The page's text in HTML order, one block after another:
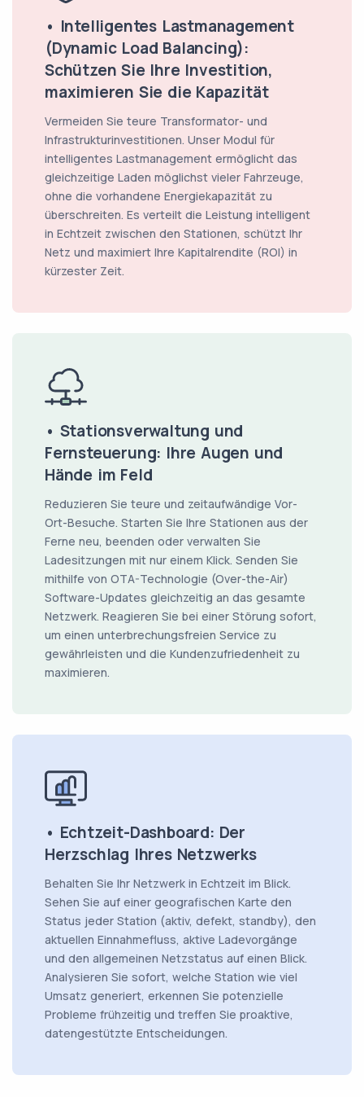
• Intelligentes Lastmanagement
(Dynamic Load Balancing):
Schützen Sie Ihre Investition,
maximieren Sie die Kapazität
Vermeiden Sie teure Transformator- und
Infrastrukturinvestitionen. Unser Modul für
intelligentes Lastmanagement ermöglicht das
gleichzeitige Laden möglichst vieler Fahrzeuge,
ohne die vorhandene Energiekapazität zu
überschreiten. Es verteilt die Leistung intelligent
in Echtzeit zwischen den Stationen, schützt Ihr
Netz und maximiert Ihre Kapitalrendite (ROI) in
kürzester Zeit.
• Stationsverwaltung und
Fernsteuerung: Ihre Augen und
Hände im Feld
Reduzieren Sie teure und zeitaufwändige Vor-
Ort-Besuche. Starten Sie Ihre Stationen aus der
Ferne neu, beenden oder verwalten Sie
Ladesitzungen mit nur einem Klick. Senden Sie
mithilfe von OTA-Technologie (Over-the-Air)
Software-Updates gleichzeitig an das gesamte
Netzwerk. Reagieren Sie bei einer Störung sofort,
um einen unterbrechungsfreien Service zu
gewährleisten und die Kundenzufriedenheit zu
maximieren.
• Echtzeit-Dashboard: Der
Herzschlag Ihres Netzwerks
Behalten Sie Ihr Netzwerk in Echtzeit im Blick.
Sehen Sie auf einer geografischen Karte den
Status jeder Station (aktiv, defekt, standby), den
aktuellen Einnahmefluss, aktive Ladevorgänge
und den allgemeinen Netzstatus auf einen Blick.
Analysieren Sie sofort, welche Station wie viel
Umsatz generiert, erkennen Sie potenzielle
Probleme frühzeitig und treffen Sie proaktive,
datengestützte Entscheidungen.